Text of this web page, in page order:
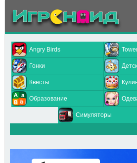
Angry Birds
Гонки
Квесты
Образование
Симуляторы